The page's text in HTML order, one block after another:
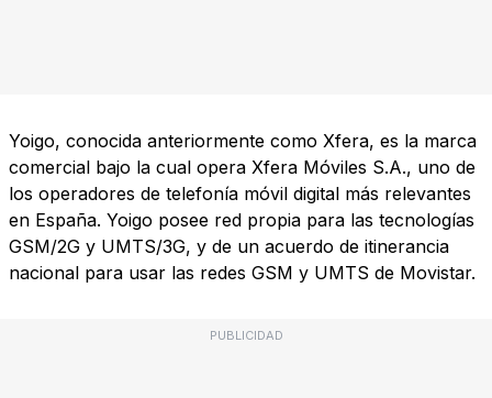
Yoigo, conocida anteriormente como Xfera, es la marca
comercial bajo la cual opera Xfera Móviles S.A., uno de
los operadores de telefonía móvil digital más relevantes
en España. Yoigo posee red propia para las tecnologías
GSM/2G y UMTS/3G, y de un acuerdo de itinerancia
nacional para usar las redes GSM y UMTS de Movistar.
PUBLICIDAD